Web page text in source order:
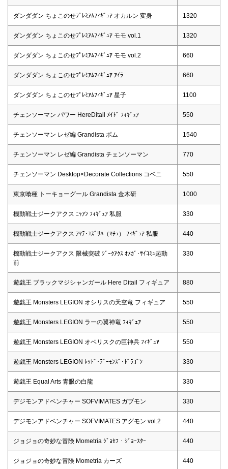
ダンダダン ちょこのせﾌﾟﾚﾐｱﾑﾌｨｷﾞｭｱ オカルン 変身 1320
ダンダダン ちょこのせﾌﾟﾚﾐｱﾑﾌｨｷﾞｭｱ モモ vol.1 1320
ダンダダン ちょこのせﾌﾟﾚﾐｱﾑﾌｨｷﾞｭｱ モモ vol.2 660
ダンダダン ちょこのせﾌﾟﾚﾐｱﾑﾌｨｷﾞｭｱ ｱｲﾗ 660
ダンダダン ちょこのせﾌﾟﾚﾐｱﾑﾌｨｷﾞｭｱ 星子 1100
チェンソーマン パワー HereDitail ﾒｲﾄﾞ ﾌｨｷﾞｭｱ 550
チェンソーマン レゼ編 Grandista ボム 1540
チェンソーマン レゼ編 Grandista チェンソーマン 770
チェンソーマン Desktop×Decorate Collections コベニ 550
東京喰種 トーキョーグール Grandista 金木研 1000
機動戦士ジークアクス ﾆｬｱﾝ ﾌｨｷﾞｭｱ 私服 330
機動戦士ジークアクス ｱﾏﾃ･ﾕｽﾞﾘﾊ（ﾏﾁｭ） ﾌｨｷﾞｭｱ 私服 440
機動戦士ジークアクス 限械突破 ｼﾞｰｸｱｸｽ ｵﾒｶﾞ･ｻｲｺﾐｭ起動
前
330
遊戯王 ブラックマジシャンガール Here Ditail フィギュア 880
遊戯王 Monsters LEGION オシリスの天空竜 フィギュア 550
遊戯王 Monsters LEGION ラーの翼神竜 ﾌｨｷﾞｭｱ 550
遊戯王 Monsters LEGION オベリスクの巨神兵 ﾌｨｷﾞｭｱ 550
遊戯王 Monsters LEGION ﾚｯﾄﾞ･ﾃﾞｰﾓﾝｽﾞ･ﾄﾞﾗｺﾞﾝ 330
遊戯王 Equal Arts 青眼の白龍 330
デジモンアドベンチャー SOFVIMATES ガブモン 330
デジモンアドベンチャー SOFVIMATES アグモン vol.2 440
ジョジョの奇妙な冒険 Mometria ｼﾞｮｾﾌ・ｼﾞｮｰｽﾀｰ 440
ジョジョの奇妙な冒険 Mometria カーズ 440